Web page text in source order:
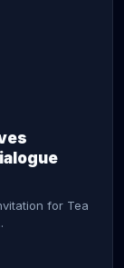
for Tea